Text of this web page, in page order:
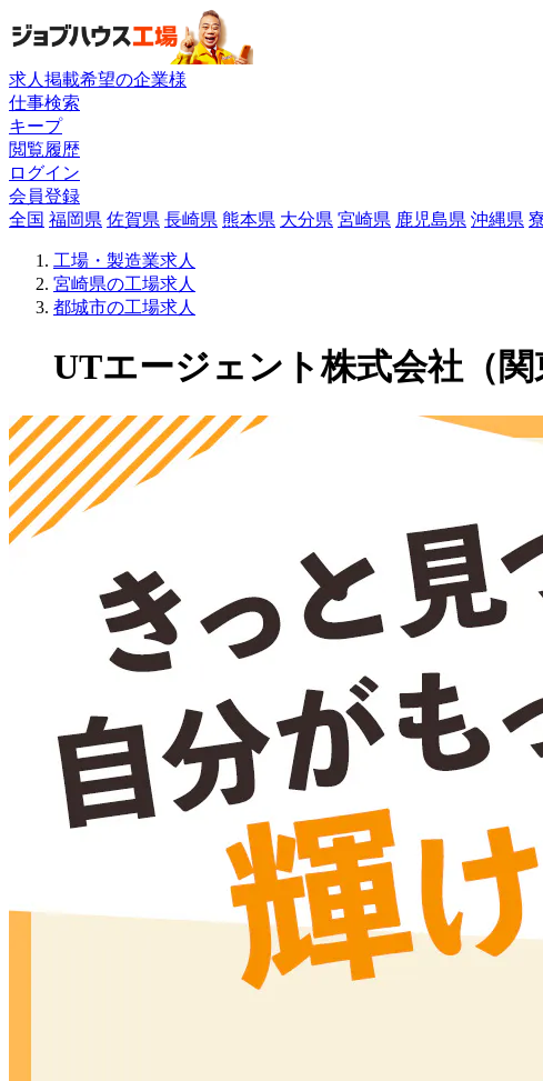
求人掲載希望の企業様
仕事検索
キープ
閲覧履歴
ログイン
会員登録
全国 福岡県 佐賀県 長崎県 熊本県 大分県 宮崎県 鹿児島県 沖縄県
工場・製造業求人
宮崎県の工場求人
都城市の工場求人
UTエージェント株式会社（関